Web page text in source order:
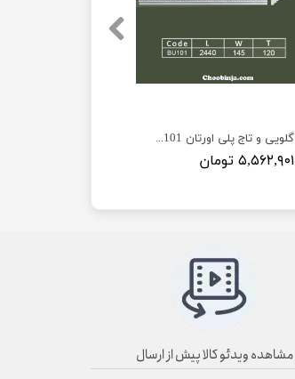
گلویی و تاج پلی اورتان BU101 ارتفاع ۱۴ سانت
۵,۵۶۲,۹۰۱ تومان
مشاهده ویدئو کالا پیش از ارسال